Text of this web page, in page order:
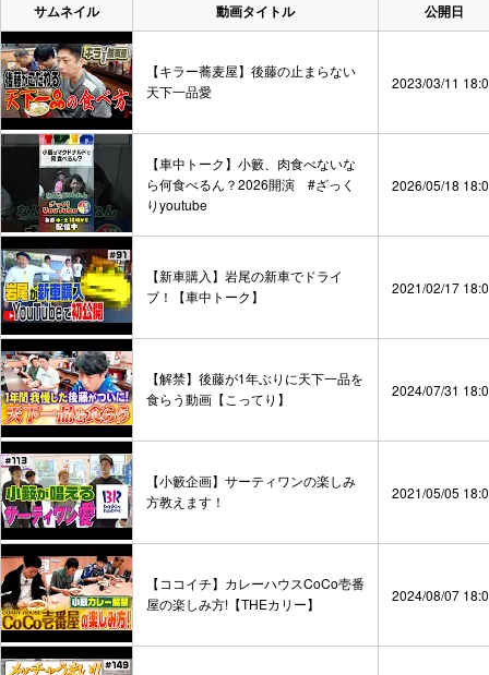
サムネイル 動画タイトル 公開日
【キラー蕎麦屋】後藤の止まらない
天下一品愛
2023/03/11
【車中トーク】小籔、肉食べないな
ら何食べるん？2026開演 #ざっく
りyoutube
2026/05/18
【新車購入】岩尾の新車でドライ
ブ！【車中トーク】
2021/02/17
【解禁】後藤が1年ぶりに天下一品を
食らう動画【こってり】
2024/07/31
【小籔企画】サーティワンの楽しみ
方教えます！
2021/05/05
【ココイチ】カレーハウスCoCo壱番
屋の楽しみ方!【THEカリー】
2024/08/07